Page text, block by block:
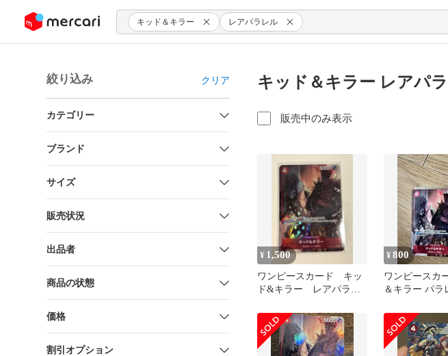
ツにスキップ キッド＆キラー レアパラレル
絞り込み クリア
カテゴリー
ブランド
サイズ
販売状況
出品者
商品の状態
価格
割引オプション
キッド＆キラー レアパ
販売中のみ表示
¥ 1,500
ワンピースカード キッ
ド&キラー レアパラレ
¥800
ワンピースカ
＆キラー パラ